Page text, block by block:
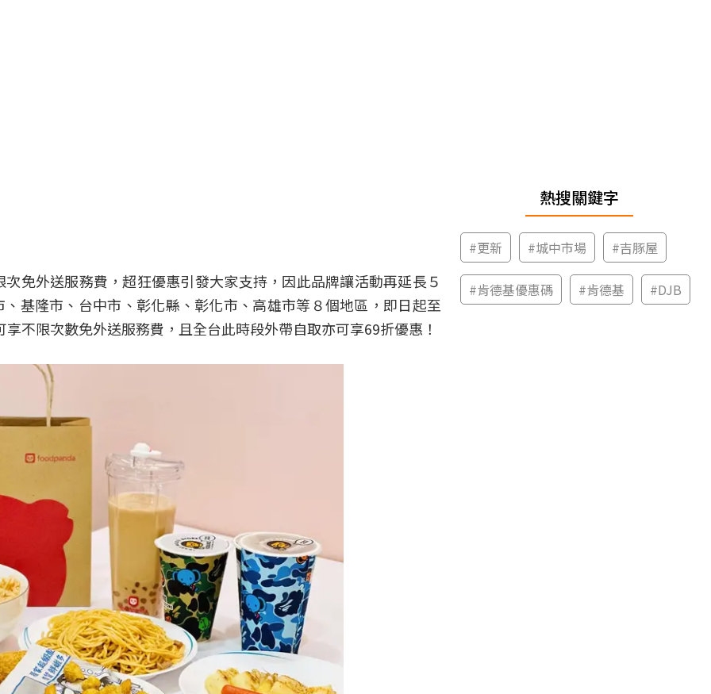
免外送服務費，超狂優惠引發大家支持，因此品牌讓活動再延長５
基隆市、台中市、彰化縣、彰化市、高雄市等８個地區，即日起至
不限次數免外送服務費，且全台此時段外帶自取亦可享69折優惠！
熱搜關鍵字
#更新 #城中市場 #吉豚屋
#肯德基優惠碼 #肯德基 #DJB